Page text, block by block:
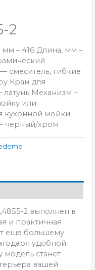
2
– 416 Длина, мм –
смеситель, гибкие
Кран для
латунь Механизм –
или
кухонной мойки
черный/хром
2 выполнен в
и практичная
ещё большему
удобной
станет
вашей